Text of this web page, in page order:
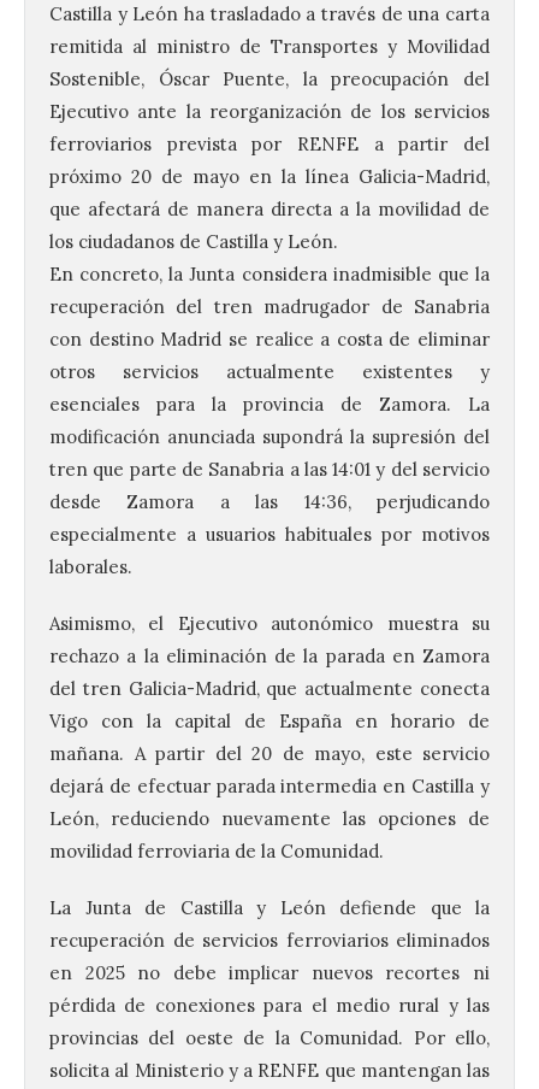
Castilla y León ha trasladado a través de una carta
remitida al ministro de Transportes y Movilidad
Sostenible, Óscar Puente, la preocupación del
Ejecutivo ante la reorganización de los servicios
ferroviarios prevista por RENFE a partir del
próximo 20 de mayo en la línea Galicia-Madrid,
que afectará de manera directa a la movilidad de
los ciudadanos de Castilla y León.
En concreto, la Junta considera inadmisible que la
recuperación del tren madrugador de Sanabria
con destino Madrid se realice a costa de eliminar
otros servicios actualmente existentes y
esenciales para la provincia de Zamora. La
modificación anunciada supondrá la supresión del
tren que parte de Sanabria a las 14:01 y del servicio
desde Zamora a las 14:36, perjudicando
especialmente a usuarios habituales por motivos
laborales.
Asimismo, el Ejecutivo autonómico muestra su
rechazo a la eliminación de la parada en Zamora
del tren Galicia-Madrid, que actualmente conecta
Vigo con la capital de España en horario de
mañana. A partir del 20 de mayo, este servicio
dejará de efectuar parada intermedia en Castilla y
León, reduciendo nuevamente las opciones de
movilidad ferroviaria de la Comunidad.
La Junta de Castilla y León defiende que la
recuperación de servicios ferroviarios eliminados
en 2025 no debe implicar nuevos recortes ni
pérdida de conexiones para el medio rural y las
provincias del oeste de la Comunidad. Por ello,
solicita al Ministerio y a RENFE que mantengan las